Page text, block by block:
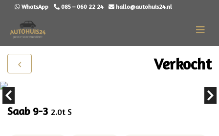
WhatsApp 085 – 060 22 24 hallo@autohuis24.nl
Verkocht
Saab 9-3 2.0t S